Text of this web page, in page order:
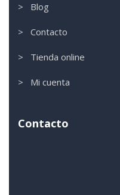
> Blog
> Contacto
> Tienda online
> Mi cuenta
Contacto